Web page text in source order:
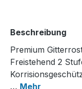
Beschreibung
Premium
Freistehend 2
… Mehr